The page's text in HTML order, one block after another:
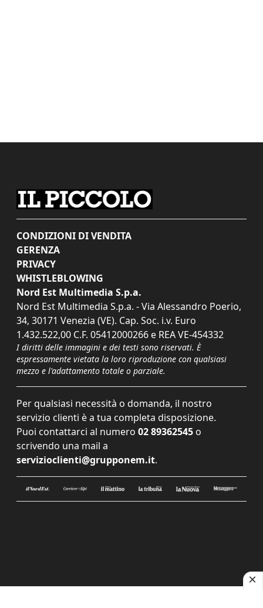
CONDIZIONI DI VENDITA
GERENZA
PRIVACY
WHISTLEBLOWING
Nord Est Multimedia S.p.a.
Nord Est Multimedia S.p.a. - Via Alessandro Poerio,
34, 30171 Venezia (VE). Cap. Soc. i.v. Euro
1.432.522,00 C.F. 05412000266 e REA VE-454332
I diritti delle immagini e dei testi sono riservati. È
espressamente vietata la loro riproduzione con qualsiasi
mezzo e l'adattamento totale o parziale.
Per qualsiasi necessità o domanda, il nostro
servizio clienti è a tua completa disposizione.
Puoi contattarci al numero 02 89362545 o
scrivendo una mail a
servizioclienti@grupponem.it.